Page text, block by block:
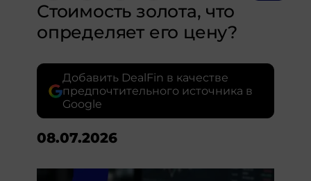
Стоимость золота, что
определяет его цену?
Добавить DealFin в качестве
предпочтительного источника в
Google
08.07.2026